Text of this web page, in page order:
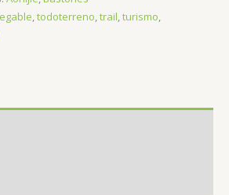
todoterreno trail turismo